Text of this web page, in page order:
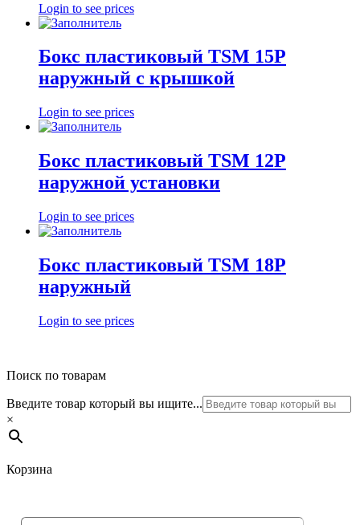
Login to see prices
Бокс пластиковый TSM 15Р
наружный с крышкой
Login to see prices
Бокс пластиковый TSM 12P
наружной установки
Login to see prices
Бокс пластиковый TSM 18P
наружный
Login to see prices
Поиск по товарам
Введите товар который вы ищите...
×
Корзина